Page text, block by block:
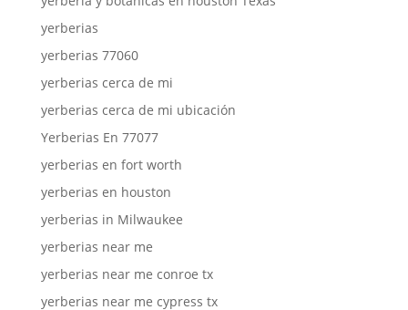
yerberias
yerberias 77060
yerberias cerca de mi
yerberias cerca de mi ubicación
Yerberias En 77077
yerberias en fort worth
yerberias en houston
yerberias in Milwaukee
yerberias near me
yerberias near me conroe tx
yerberias near me cypress tx